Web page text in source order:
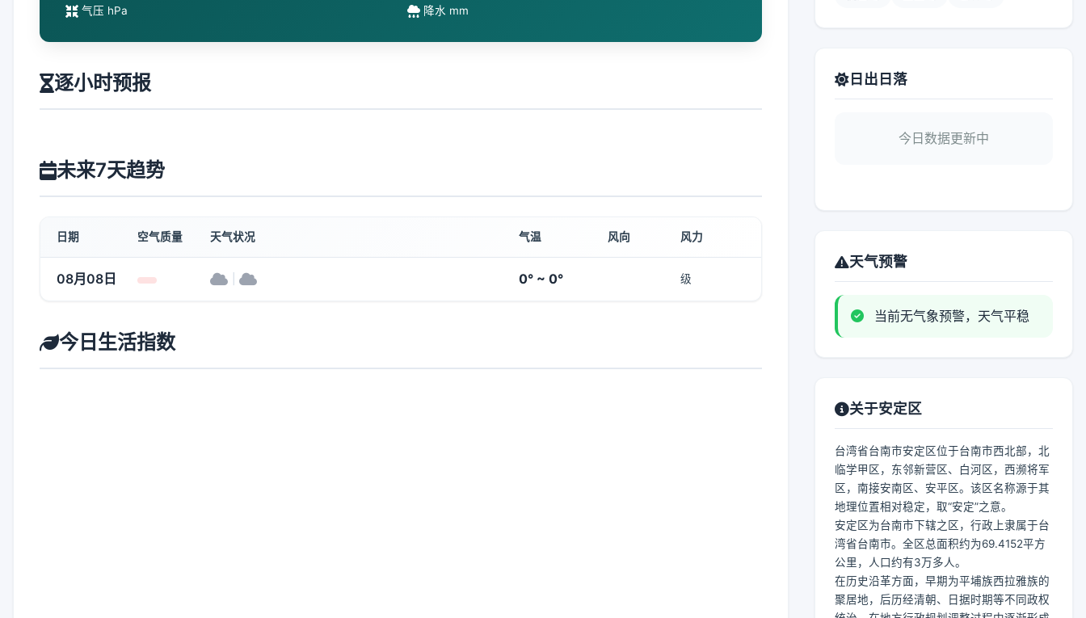
气压 hPa 降水 mm
逐小时预报
未来7天趋势
日期 空气质量 天气状况 气温 风向 风力
08月08日 0° ~ 0° 级
今日生活指数
日出日落
今日数据更新中
天气预警
当前无气象预警，天气平稳
关于安定区
台湾省台南市安定区位于台南市西北部，北
临学甲区，东邻新营区、白河区，西濒将军
区，南接安南区、安平区。该区名称源于其
地理位置相对稳定，取“安定”之意。
安定区为台南市下辖之区，行政上隶属于台
湾省台南市。全区总面积约为69.4152平方
公里，人口约有3万多人。
在历史沿革方面，早期为平埔族西拉雅族的
聚居地，后历经清朝、日据时期等不同政权